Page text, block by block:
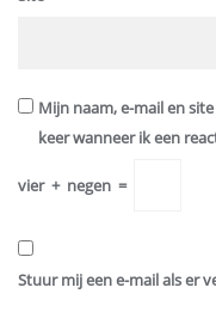
Mijn naam, e-mail en
keer wanneer ik een
vier + negen =
Stuur mij een e-mail als er